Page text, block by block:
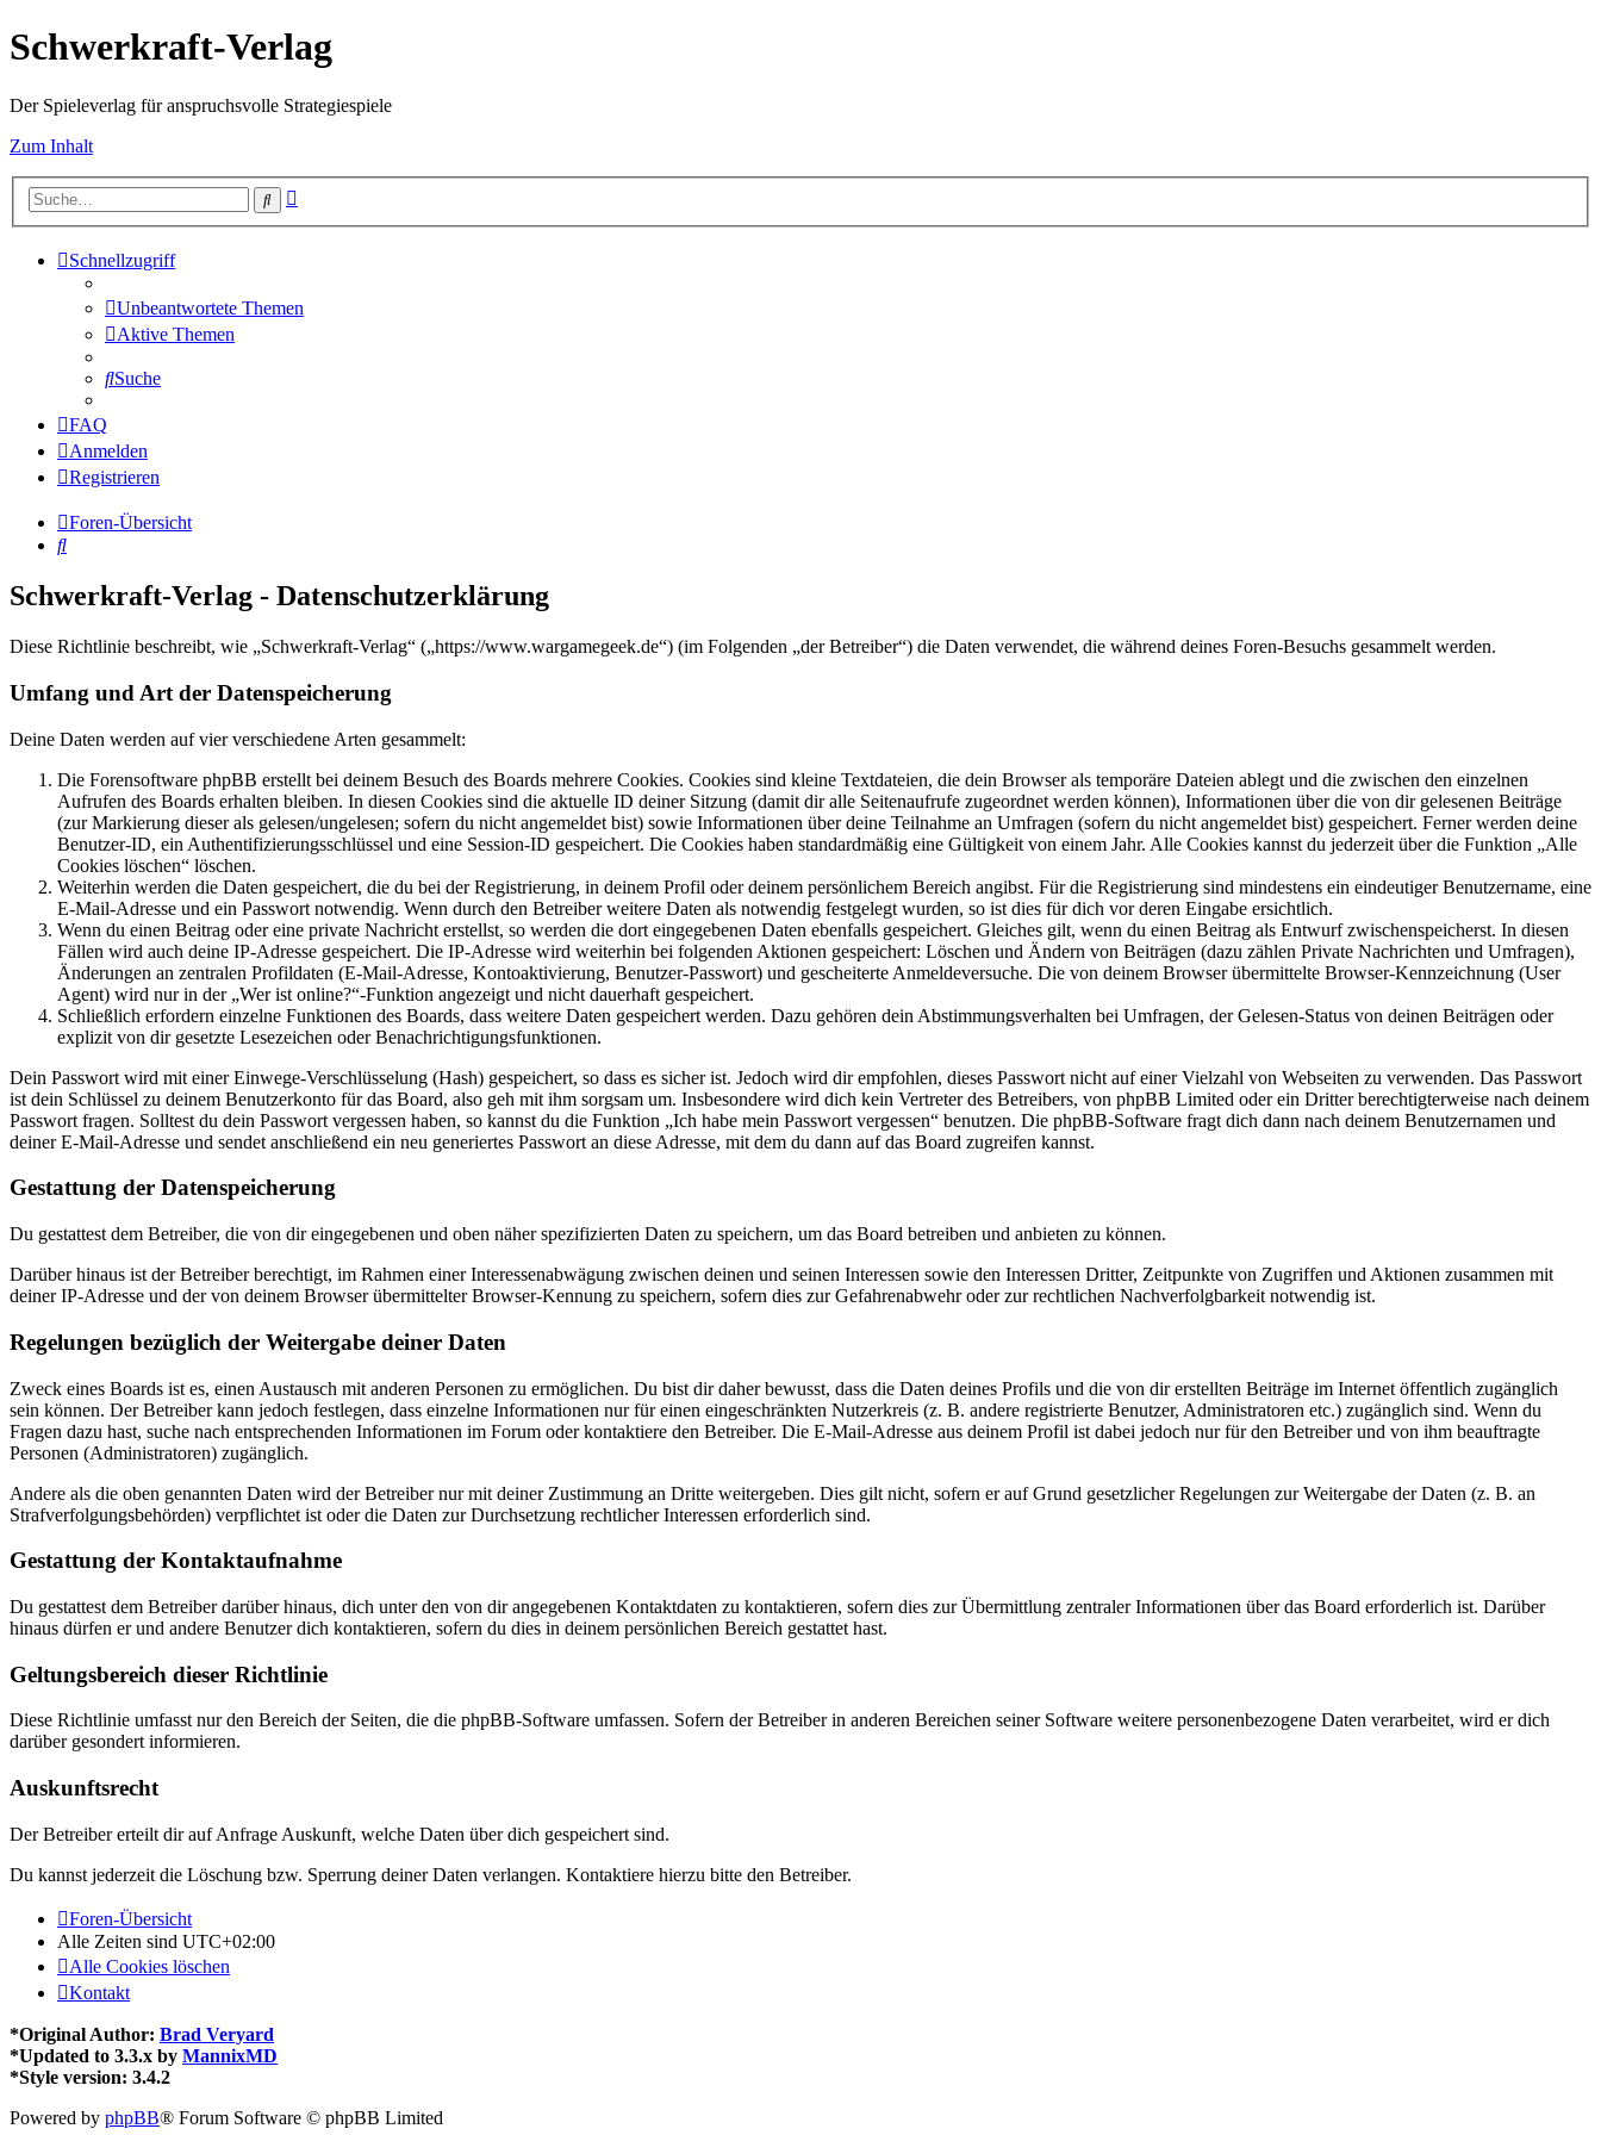
Schwerkraft-Verlag
Der Spieleverlag für anspruchsvolle Strategiespiele
Zum Inhalt
Suche
Schnellzugriff
Unbeantwortete Themen
Aktive Themen
Suche
FAQ
Anmelden
Registrieren
Foren-Übersicht
Suche
Schwerkraft-Verlag - Datenschutzerklärung
Diese Richtlinie beschreibt, wie „Schwerkraft-Verlag“ („https://www.wargamegeek.de“) (im Folgenden „der Betreiber“) die Daten verwendet, die während deines Foren-Besuchs gesammelt werden.
Umfang und Art der Datenspeicherung
Deine Daten werden auf vier verschiedene Arten gesammelt:
Die Forensoftware phpBB erstellt bei deinem Besuch des Boards mehrere Cookies. Cookies sind kleine Textdateien, die dein Browser als temporäre Dateien ablegt und die zwischen den einzelnen
Aufrufen des Boards erhalten bleiben. In diesen Cookies sind die aktuelle ID deiner Sitzung (damit dir alle Seitenaufrufe zugeordnet werden können), Informationen über die von dir gelesenen Beiträge
(zur Markierung dieser als gelesen/ungelesen; sofern du nicht angemeldet bist) sowie Informationen über deine Teilnahme an Umfragen (sofern du nicht angemeldet bist) gespeichert. Ferner werden deine
Benutzer-ID, ein Authentifizierungsschlüssel und eine Session-ID gespeichert. Die Cookies haben standardmäßig eine Gültigkeit von einem Jahr. Alle Cookies kannst du jederzeit über die Funktion „Alle
Cookies löschen“ löschen.
Weiterhin werden die Daten gespeichert, die du bei der Registrierung, in deinem Profil oder deinem persönlichem Bereich angibst. Für die Registrierung sind mindestens ein eindeutiger Benutzername, eine
E-Mail-Adresse und ein Passwort notwendig. Wenn durch den Betreiber weitere Daten als notwendig festgelegt wurden, so ist dies für dich vor deren Eingabe ersichtlich.
Wenn du einen Beitrag oder eine private Nachricht erstellst, so werden die dort eingegebenen Daten ebenfalls gespeichert. Gleiches gilt, wenn du einen Beitrag als Entwurf zwischenspeicherst. In diesen
Fällen wird auch deine IP-Adresse gespeichert. Die IP-Adresse wird weiterhin bei folgenden Aktionen gespeichert: Löschen und Ändern von Beiträgen (dazu zählen Private Nachrichten und Umfragen),
Änderungen an zentralen Profildaten (E-Mail-Adresse, Kontoaktivierung, Benutzer-Passwort) und gescheiterte Anmeldeversuche. Die von deinem Browser übermittelte Browser-Kennzeichnung (User
Agent) wird nur in der „Wer ist online?“-Funktion angezeigt und nicht dauerhaft gespeichert.
Schließlich erfordern einzelne Funktionen des Boards, dass weitere Daten gespeichert werden. Dazu gehören dein Abstimmungsverhalten bei Umfragen, der Gelesen-Status von deinen Beiträgen oder
explizit von dir gesetzte Lesezeichen oder Benachrichtigungsfunktionen.
Dein Passwort wird mit einer Einwege-Verschlüsselung (Hash) gespeichert, so dass es sicher ist. Jedoch wird dir empfohlen, dieses Passwort nicht auf einer Vielzahl von Webseiten zu verwenden. Das Passwort
ist dein Schlüssel zu deinem Benutzerkonto für das Board, also geh mit ihm sorgsam um. Insbesondere wird dich kein Vertreter des Betreibers, von phpBB Limited oder ein Dritter berechtigterweise nach deinem
Passwort fragen. Solltest du dein Passwort vergessen haben, so kannst du die Funktion „Ich habe mein Passwort vergessen“ benutzen. Die phpBB-Software fragt dich dann nach deinem Benutzernamen und
deiner E-Mail-Adresse und sendet anschließend ein neu generiertes Passwort an diese Adresse, mit dem du dann auf das Board zugreifen kannst.
Gestattung der Datenspeicherung
Du gestattest dem Betreiber, die von dir eingegebenen und oben näher spezifizierten Daten zu speichern, um das Board betreiben und anbieten zu können.
Darüber hinaus ist der Betreiber berechtigt, im Rahmen einer Interessenabwägung zwischen deinen und seinen Interessen sowie den Interessen Dritter, Zeitpunkte von Zugriffen und Aktionen zusammen mit
deiner IP-Adresse und der von deinem Browser übermittelter Browser-Kennung zu speichern, sofern dies zur Gefahrenabwehr oder zur rechtlichen Nachverfolgbarkeit notwendig ist.
Regelungen bezüglich der Weitergabe deiner Daten
Zweck eines Boards ist es, einen Austausch mit anderen Personen zu ermöglichen. Du bist dir daher bewusst, dass die Daten deines Profils und die von dir erstellten Beiträge im Internet öffentlich zugänglich
sein können. Der Betreiber kann jedoch festlegen, dass einzelne Informationen nur für einen eingeschränkten Nutzerkreis (z. B. andere registrierte Benutzer, Administratoren etc.) zugänglich sind. Wenn du
Fragen dazu hast, suche nach entsprechenden Informationen im Forum oder kontaktiere den Betreiber. Die E-Mail-Adresse aus deinem Profil ist dabei jedoch nur für den Betreiber und von ihm beauftragte
Personen (Administratoren) zugänglich.
Andere als die oben genannten Daten wird der Betreiber nur mit deiner Zustimmung an Dritte weitergeben. Dies gilt nicht, sofern er auf Grund gesetzlicher Regelungen zur Weitergabe der Daten (z. B. an
Strafverfolgungsbehörden) verpflichtet ist oder die Daten zur Durchsetzung rechtlicher Interessen erforderlich sind.
Gestattung der Kontaktaufnahme
Du gestattest dem Betreiber darüber hinaus, dich unter den von dir angegebenen Kontaktdaten zu kontaktieren, sofern dies zur Übermittlung zentraler Informationen über das Board erforderlich ist. Darüber
hinaus dürfen er und andere Benutzer dich kontaktieren, sofern du dies in deinem persönlichen Bereich gestattet hast.
Geltungsbereich dieser Richtlinie
Diese Richtlinie umfasst nur den Bereich der Seiten, die die phpBB-Software umfassen. Sofern der Betreiber in anderen Bereichen seiner Software weitere personenbezogene Daten verarbeitet, wird er dich
darüber gesondert informieren.
Auskunftsrecht
Der Betreiber erteilt dir auf Anfrage Auskunft, welche Daten über dich gespeichert sind.
Du kannst jederzeit die Löschung bzw. Sperrung deiner Daten verlangen. Kontaktiere hierzu bitte den Betreiber.
Foren-Übersicht
Alle Zeiten sind UTC+02:00
Alle Cookies löschen
Kontakt
*Original Author: Brad Veryard
*Updated to 3.3.x by MannixMD
*Style version: 3.4.2
Powered by phpBB® Forum Software © phpBB Limited